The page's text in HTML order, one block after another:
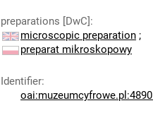
preparations [DwC]:
microscopic preparation ;
preparat mikroskopowy
Identifier:
oai:muzeumcyfrowe.pl:4890